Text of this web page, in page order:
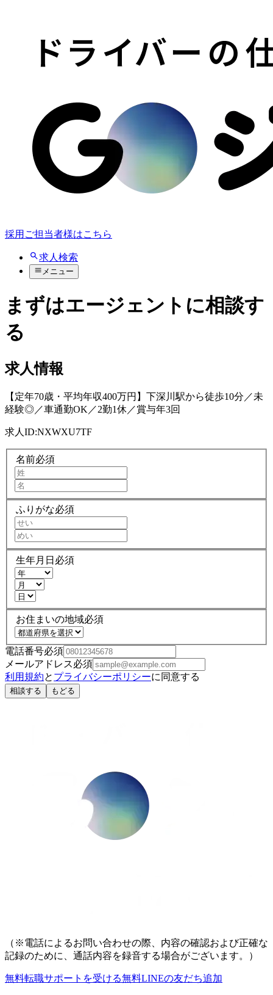
採用ご担当者様はこちら
求人検索
メニュー
まずはエージェントに相談す
る
求人情報
【定年70歳・平均年収400万円】下深川駅から徒歩10分／未
経験◎／車通勤OK／2勤1休／賞与年3回
求人ID:NXWXU7TF
名前必須
ふりがな必須
生年月日 必須
お住まいの地域必須
電話番号必須
メールアドレス必須
利用規約と プライバシーポリシーに同意する
相談する もどる
（※電話によるお問い合わせの際、内容の確認および正確な
記録のために、通話内容を録音する場合がございます。）
無料転職サポートを受ける無料LINEの友だち追加